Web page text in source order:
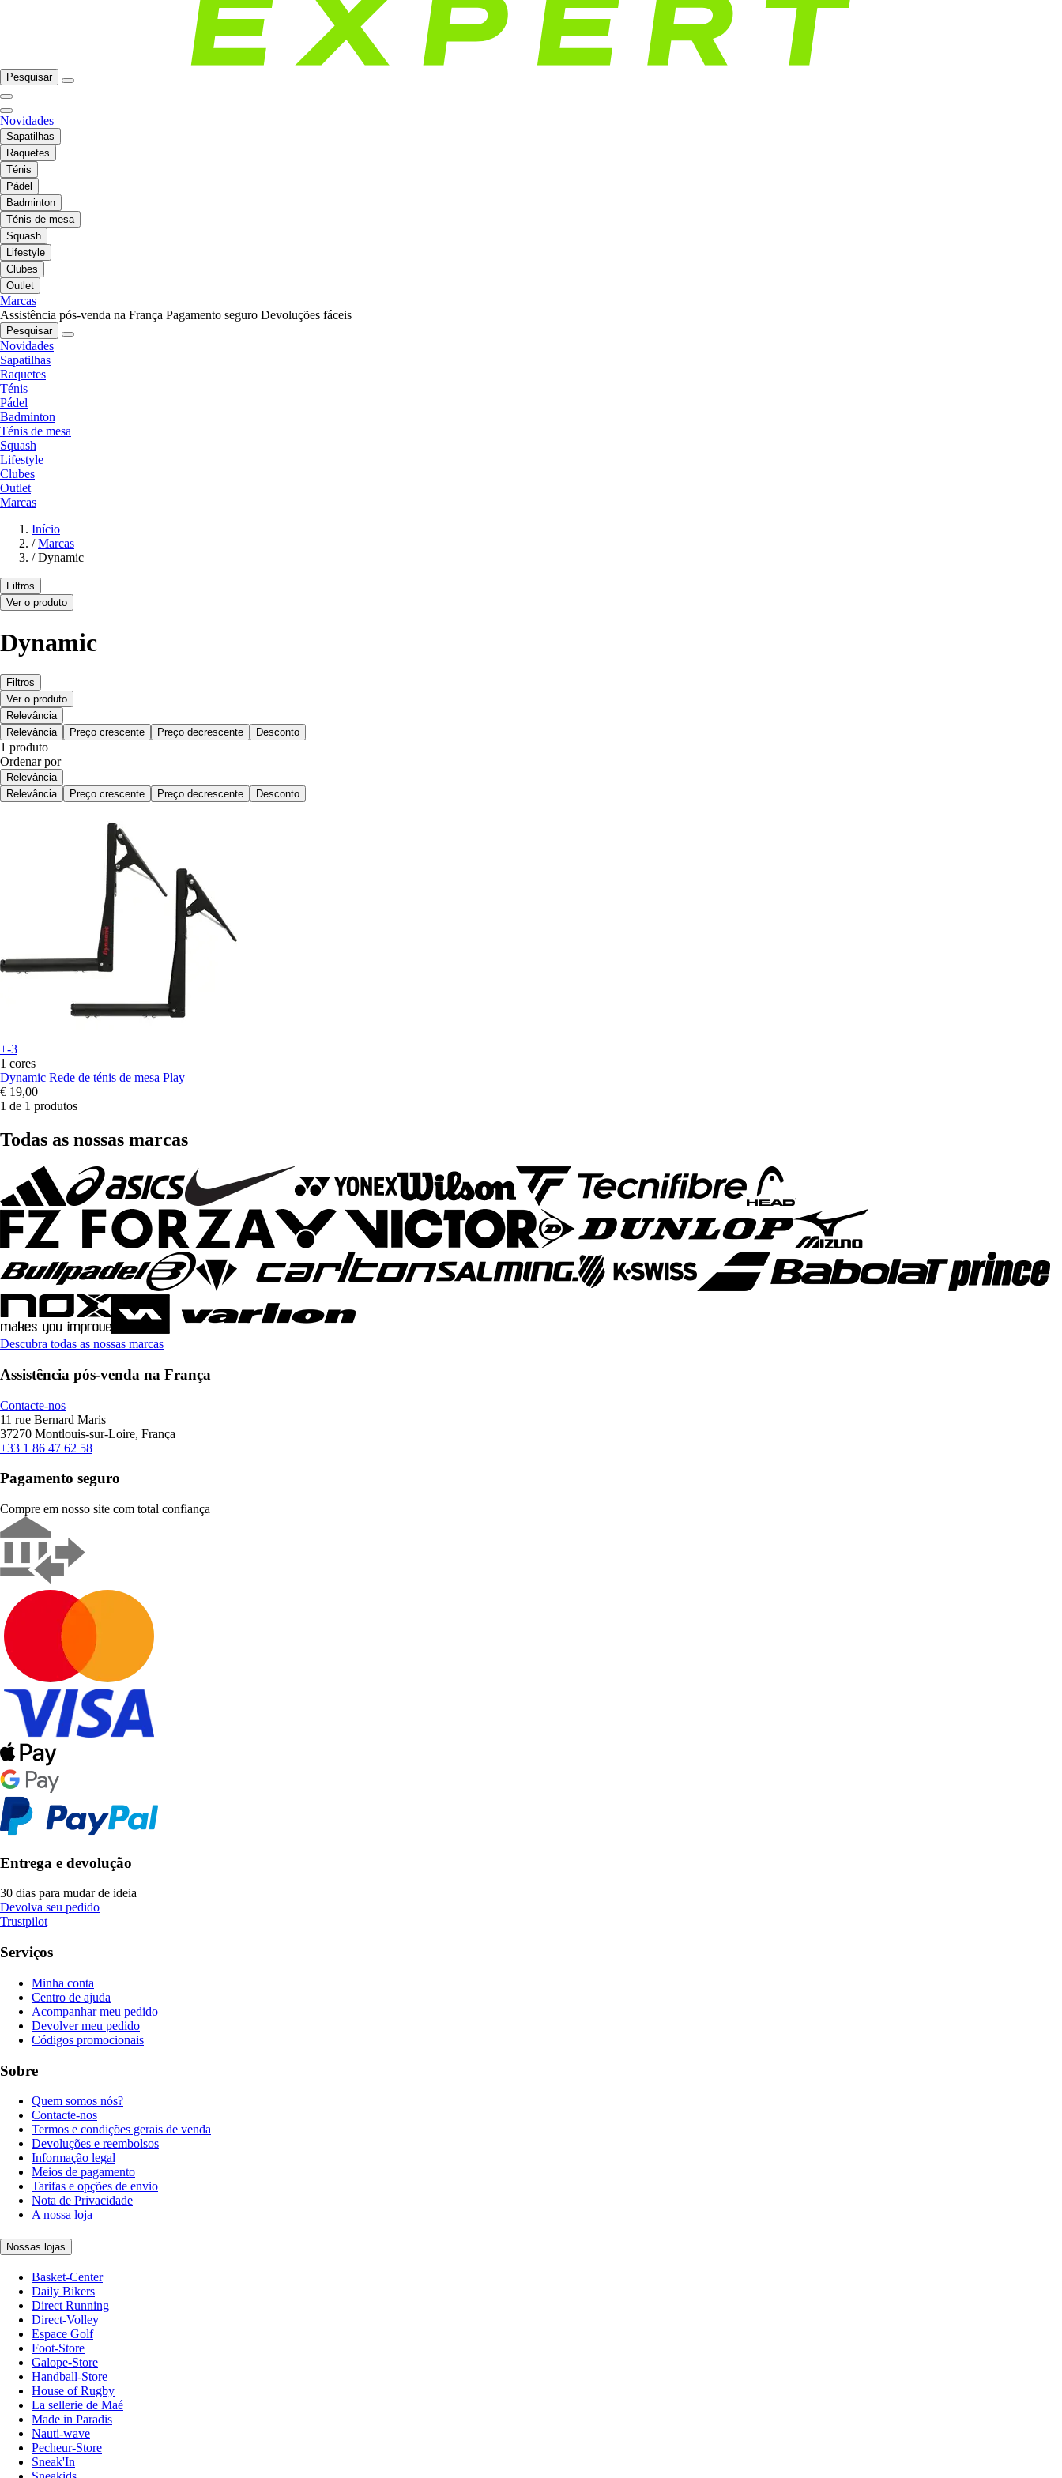
Pesquisar
Novidades
Sapatilhas
Raquetes
Ténis
Pádel
Badminton
Ténis de mesa
Squash
Lifestyle
Clubes
Outlet
Marcas
Assistência pós-venda na França Pagamento seguro Devoluções fáceis
Pesquisar
Novidades
Sapatilhas
Raquetes
Ténis
Pádel
Badminton
Ténis de mesa
Squash
Lifestyle
Clubes
Outlet
Marcas
Início
/ Marcas
/ Dynamic
Filtros
Ver o produto
Dynamic
Filtros
Ver o produto
Relevância
Relevância
Preço crescente Preço decrescente Desconto
1 produto
Ordenar por
Relevância
Relevância
Preço crescente Preço decrescente Desconto
+-3
1 cores
Dynamic Rede de ténis de mesa Play
€ 19,00
1 de 1 produtos
Todas as nossas marcas
Descubra todas as nossas marcas
Assistência pós-venda na França
Contacte-nos
11 rue Bernard Maris
37270 Montlouis-sur-Loire, França
+33 1 86 47 62 58
Pagamento seguro
Compre em nosso site com total confiança
Entrega e devolução
30 dias para mudar de ideia
Devolva seu pedido
Trustpilot
Serviços
Minha conta
Centro de ajuda
Acompanhar meu pedido
Devolver meu pedido
Códigos promocionais
Sobre
Quem somos nós?
Contacte-nos
Termos e condições gerais de venda
Devoluções e reembolsos
Informação legal
Meios de pagamento
Tarifas e opções de envio
Nota de Privacidade
A nossa loja
Nossas lojas
Basket-Center
Daily Bikers
Direct Running
Direct-Volley
Espace Golf
Foot-Store
Galope-Store
Handball-Store
House of Rugby
La sellerie de Maé
Made in Paradis
Nauti-wave
Pecheur-Store
Sneak'In